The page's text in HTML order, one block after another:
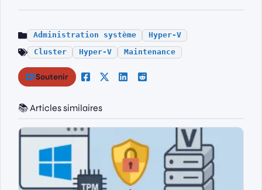
Administration système
Hyper-V
Cluster
Hyper-V Maintenance
Soutenir
📚 Articles similaires